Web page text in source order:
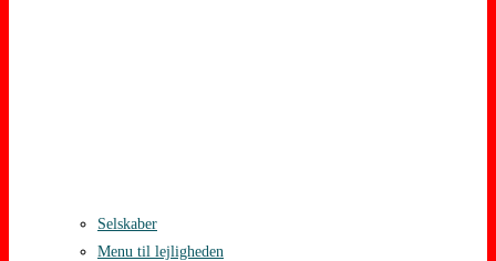
Selskaber
Menu til lejligheden